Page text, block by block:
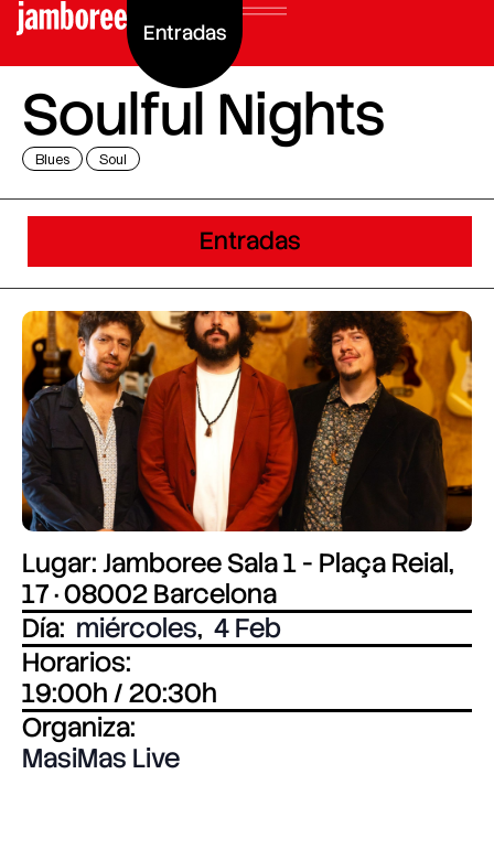
Entradas
Soulful Nights
Blues Soul
Entradas
Lugar: Jamboree Sala 1 - Plaça Reial,
17 · 08002 Barcelona
Día: miércoles, 4 Feb
Horarios:
19:00h / 20:30h
Organiza:
MasiMas Live